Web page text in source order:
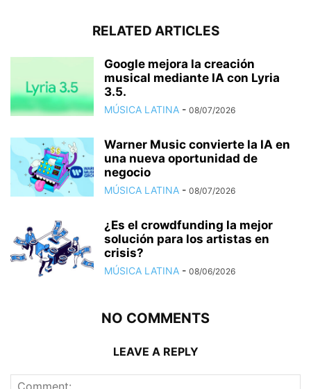
RELATED ARTICLES
Google mejora la creación
musical mediante IA con Lyria
3.5.
MÚSICA LATINA - 08/07/2026
Warner Music convierte la IA en
una nueva oportunidad de
negocio
MÚSICA LATINA - 08/07/2026
¿Es el crowdfunding la mejor
solución para los artistas en
crisis?
MÚSICA LATINA - 08/06/2026
NO COMMENTS
LEAVE A REPLY